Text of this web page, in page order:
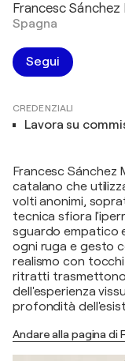
Francesc Sánchez
Spagna
Segui
CREDENZIALI
Lavora su
Francesc Sánchez
catalano che
volti anonimi,
tecnica sfiora
sguardo empatico
ogni ruga e gesto
realismo con tocchi
ritratti trasmettono
dell'esperienza
profondità
Andare alla pagina di